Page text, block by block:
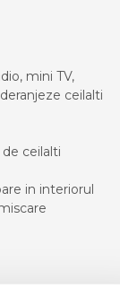
mini TV,
ceilalti
ceilalti
in interiorul